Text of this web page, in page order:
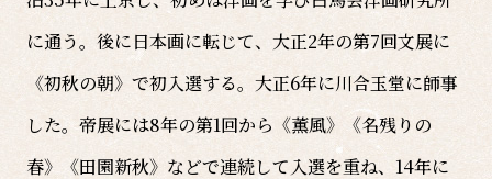
に通う。後に日本画に転じて、大正2年の第7回文展に
《初秋の朝》で初入選する。大正6年に川合玉堂に師事
した。帝展には8年の第1回から《薫風》《名残りの
春》《田園新秋》などで連続して入選を重ね、14年に